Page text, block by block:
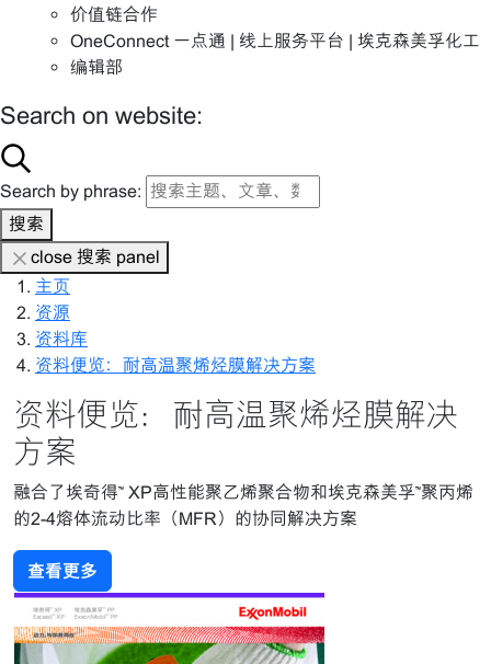
价值链合作
OneConnect 一点通 | 线上服务平台 | 埃克森美孚化工
编辑部
Search on website:
Search by phrase:
搜索
close 搜索 panel
主页
资源
资料库
资料便览：耐高温聚烯烃膜解决方案
资料便览：耐高温聚烯烃膜解决
方案
融合了埃奇得™ XP高性能聚乙烯聚合物和埃克森美孚™聚丙烯
的2-4熔体流动比率（MFR）的协同解决方案
查看更多